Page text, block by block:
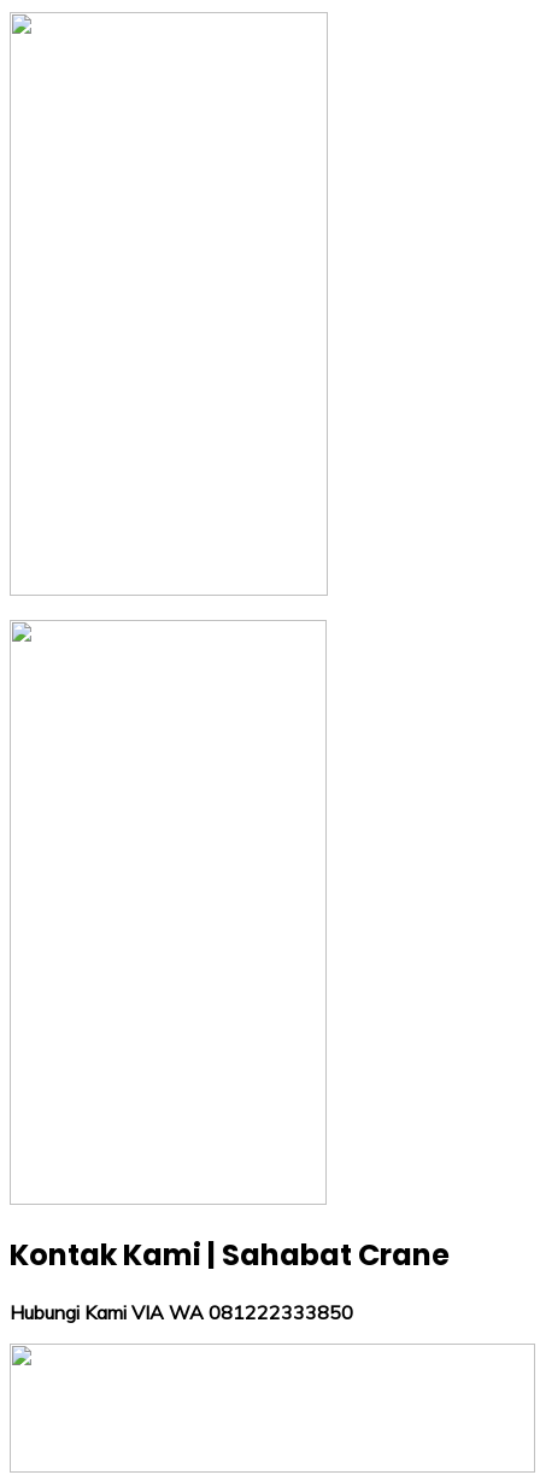
Kontak Kami | Sahabat Crane
Hubungi Kami VIA WA 081222333850